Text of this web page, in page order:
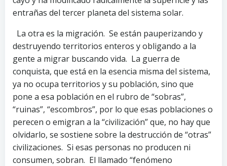
entrañas del tercer planeta del sistema solar.
La otra es la migración. Se están pauperizando y
destruyendo territorios enteros y obligando a la
gente a migrar buscando vida. La guerra de
conquista, que está en la esencia misma del sistema,
ya no ocupa territorios y su población, sino que
pone a esa población en el rubro de “sobras”,
“ruinas”, “escombros”, por lo que esas poblaciones o
perecen o emigran a la “civilización” que, no hay que
olvidarlo, se sostiene sobre la destrucción de “otras”
civilizaciones. Si esas personas no producen ni
consumen, sobran. El llamado “fenómeno